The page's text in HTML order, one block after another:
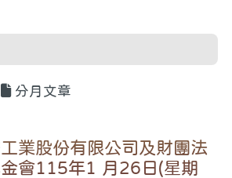
分月文章
業股份有限公司及財團法
金會115年1 月26日(星期